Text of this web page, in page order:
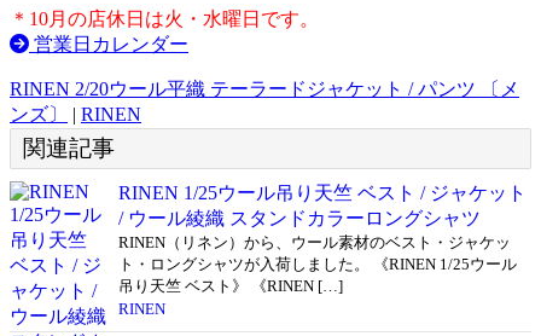
＊10月の店休日は火・水曜日です。
営業日カレンダー
RINEN 2/20ウール平織 テーラードジャケット / パンツ 〔メ
ンズ〕
| RINEN
関連記事
RINEN 1/25ウール吊り天竺 ベスト / ジャケット
/ ウール綾織 スタンドカラーロングシャツ
RINEN（リネン）から、ウール素材のベスト・ジャケッ
ト・ロングシャツが入荷しました。 《RINEN 1/25ウール
吊り天竺 ベスト》 《RINEN […]
RINEN